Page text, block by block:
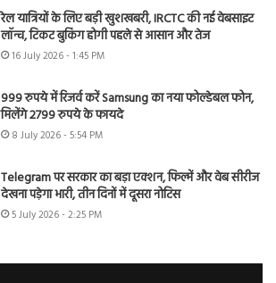
रेल यात्रियों के लिए बड़ी खुशखबरी, IRCTC की नई वेबसाइट
लॉन्च, टिकट बुकिंग होगी पहले से आसान और तेज
16 July 2026 - 1:45 PM
999 रुपये में रिजर्व करें Samsung का नया फोल्डेबल फोन,
मिलेंगे 2799 रुपये के फायदे
8 July 2026 - 5:54 PM
Telegram पर सरकार का बड़ा एक्शन, फिल्में और वेब सीरीज
देखना पड़ेगा भारी, तीन दिनों में दूसरा नोटिस
5 July 2026 - 2:25 PM